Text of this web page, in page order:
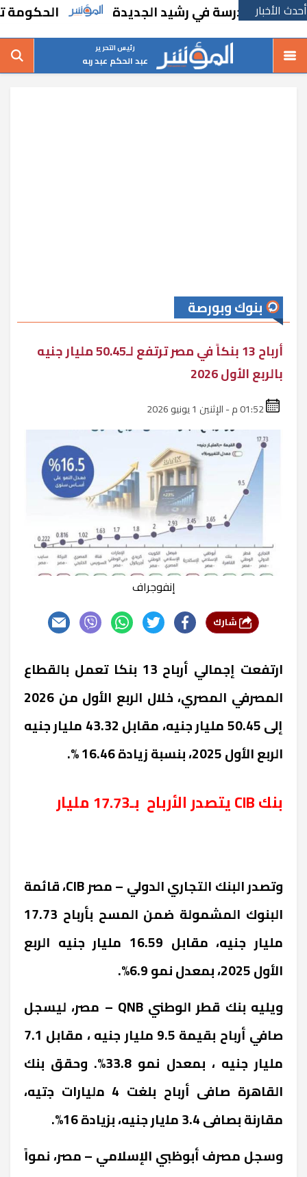
أحدث الأخبار
مدرسة في رشيد الجديدة الحكومة تقر
رئيس التحرير
عبد الحكم عبد ربه
بنوك وبورصة
أرباح 13 بنكاً في مصر ترتفع لـ50.45 مليار جنيه
بالربع الأول 2026
إنفوجراف
ارتفعت إجمالي أرباح 13 بنكا تعمل بالقطاع
المصرفي المصري، خلال الربع الأول من 2026
إلى 50.45 مليار جنيه، مقابل 43.32 مليار جنيه
الربع الأول 2025، بنسبة زيادة 16.46 %.
بنكCIBيتصدر الأرباح بـ17.73 مليار
وتصدر البنك التجاري الدولي – مصرCIB، قائمة
البنوك المشمولة ضمن المسح بأرباح 17.73
مليار جنيه، مقابل 16.59 مليار جنيه الربع
الأول 2025، بمعدل نمو 6.9%.
ويليه بنك قطر الوطنيQNB – مصر، ليسجل
صافي أرباح بقيمة 9.5 مليار جنيه ، مقابل 7.1
مليار جنيه ، بمعدل نمو 33.8%. وﺣﻘﻖ ﺑﻨﻚ
اﻟﻘﺎھﺮة ﺻﺎفى أرﺑﺎح ﺑﻠﻐﺖ 4 ﻣليارات ﺟتيه،
ﻣﻘﺎرﻧﺔ ﺑﺼﺎفى 3.4 ﻣﻠيار جنيه، ﺑﺰﯾﺎدة 16%.
وسجل مصرف أبوظبي الإسلامي – مصر، نمواً